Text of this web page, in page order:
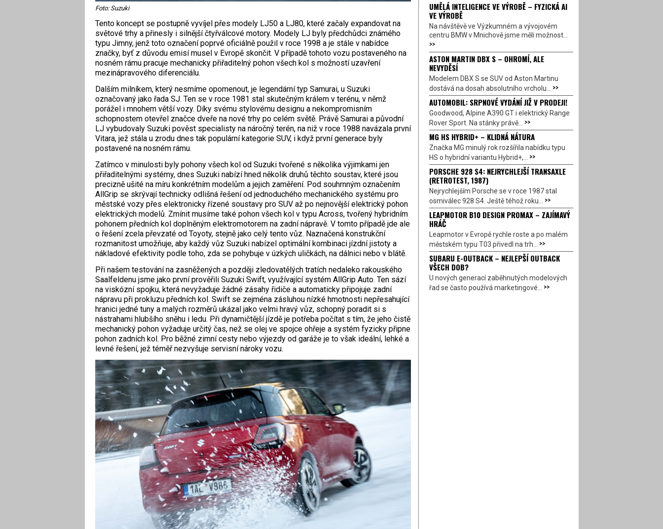
Foto: Suzuki
Tento koncept se postupně vyvíjel přes modely LJ50 a LJ80, které začaly expandovat na
světové trhy a přinesly i silnější čtyřválcové motory. Modely LJ byly předchůdci známého
typu Jimny, jenž toto označení poprvé oficiálně použil v roce 1998 a je stále v nabídce
značky, byť z důvodu emisí musel v Evropě skončit. V případě tohoto vozu postaveného na
nosném rámu pracuje mechanicky přiřaditelný pohon všech kol s možností uzavření
mezinápravového diferenciálu.
Dalším milníkem, který nesmíme opomenout, je legendární typ Samurai, u Suzuki
označovaný jako řada SJ. Ten se v roce 1981 stal skutečným králem v terénu, v němž
porážel i mnohem větší vozy. Díky svému stylovému designu a nekompromisním
schopnostem otevřel značce dveře na nové trhy po celém světě. Právě Samurai a původní
LJ vybudovaly Suzuki pověst specialisty na náročný terén, na niž v roce 1988 navázala první
Vitara, jež stála u zrodu dnes tak populární kategorie SUV, i když první generace byly
postavené na nosném rámu.
Zatímco v minulosti byly pohony všech kol od Suzuki tvořené s několika výjimkami jen
přiřaditelnými systémy, dnes Suzuki nabízí hned několik druhů těchto soustav, které jsou
precizně ušité na míru konkrétním modelům a jejich zaměření. Pod souhrnným označením
AllGrip se skrývají technicky odlišná řešení od jednoduchého mechanického systému pro
městské vozy přes elektronicky řízené soustavy pro SUV až po nejnovější elektrický pohon
elektrických modelů. Zmínit musíme také pohon všech kol v typu Across, tvořený hybridním
pohonem předních kol doplněným elektromotorem na zadní nápravě. V tomto případě jde ale
o řešení zcela převzaté od Toyoty, stejně jako celý tento vůz. Naznačená konstrukční
rozmanitost umožňuje, aby každý vůz Suzuki nabízel optimální kombinaci jízdní jistoty a
nákladové efektivity podle toho, zda se pohybuje v úzkých uličkách, na dálnici nebo v blátě.
Při našem testování na zasněžených a později zledovatělých tratích nedaleko rakouského
Saalfeldenu jsme jako první prověřili Suzuki Swift, využívající systém AllGrip Auto. Ten sází
na viskózní spojku, která nevyžaduje žádné zásahy řidiče a automaticky připojuje zadní
nápravu při prokluzu předních kol. Swift se zejména zásluhou nízké hmotnosti nepřesahující
hranici jedné tuny a malých rozměrů ukázal jako ­velmi hravý vůz, schopný poradit si s
nástrahami hlubšího sněhu i ledu. Při dynamičtější jízdě je potřeba počítat s tím, že jeho čistě
mechanický pohon vyžaduje ­určitý čas, než se olej ve spojce ohřeje a systém fyzicky připne
pohon zadních kol. Pro běžné zimní cesty nebo výjezdy od garáže je to však ideální, lehké a
levné řešení, jež téměř nezvyšuje servisní nároky vozu.
UMĚLÁ INTELIGENCE VE VÝROBĚ – FYZICKÁ AI
VE VÝROBĚ
Na návštěvě ve Výzkumném a vývojovém
centru BMW v Mnichově jsme měli možnost...
>>
ASTON MARTIN DBX S – OHROMÍ, ALE
NEVYDĚSÍ
Modelem DBX S se SUV od Aston Martinu
dostává na dosah absolutního vrcholu... >>
AUTOMOBIL: SRPNOVÉ VYDÁNÍ JIŽ V PRODEJI!
Goodwood, Alpine A390 GT i elektrický Range
Rover Sport. Na stánky právě... >>
MG HS HYBRID+ – KLIDNÁ NÁTURA
Značka MG minulý rok rozšířila nabídku typu
HS o hybridní variantu Hybrid+,... >>
PORSCHE 928 S4: NEJRYCHLEJŠÍ TRANSAXLE
(RETROTEST, 1987)
Nejrychlejším Porsche se v roce 1987 stal
osmiválec 928 S4. Ještě téhož roku... >>
LEAPMOTOR B10 DESIGN PROMAX – ZAJÍMAVÝ
HRÁČ
Leapmotor v Evropě rychle roste a po malém
městském typu T03 přivedl na trh... >>
SUBARU E-OUTBACK – NEJLEPŠÍ OUTBACK
VŠECH DOB?
U nových generací zaběhnutých modelových
řad se často používá marketingové... >>